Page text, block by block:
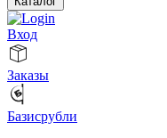
Вход
Заказы
Базисрубли